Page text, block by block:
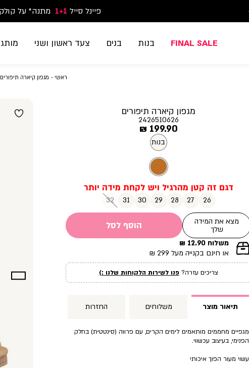
משלוח חינם בקנייה מעל 299₪ | זמני אספקה עד 5 ימי עסקים
פיינל סייל 1+1 מתנה* על
נעלי ספורט וסניקרס זוג שני החל
FINAL SALE בנות בנים צעד ראשון ושני
ראשי ראשי
מגפון קיארה תיפורים
מגפון קיארה תיפורים
2426510626
מחיר
מוצר
199.90 ₪
בנות
26
27
28
29
30
31
32
מצא את המידה
שלך
הוסף לסל
|
תומך
מכירה
עמוד
מוצר
משלוח 12.90 ₪
או חינם בקנייה מעל 299 ₪
צריכים עזרה? פנו לשירות הלקוחות שלנו :)
תיאור מוצר משלוחים החזרות
מגפיים מחממים מותאמים לימים הקרים, עם פרווה (סינטטית) בחלק
הפנימי, בעיצוב עכשווי.
עשוי מעור הפוך איכותי